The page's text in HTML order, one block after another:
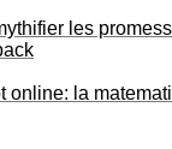
les
online: la